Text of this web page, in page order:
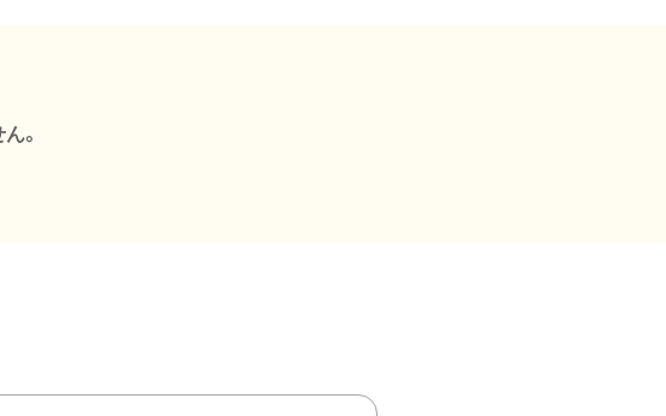
。